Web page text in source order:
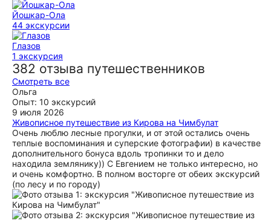
Йошкар-Ола
44 экскурсии
Глазов
1 экскурсия
382 отзыва путешественников
Смотреть все
Ольга
Опыт: 10 экскурсий
9 июля 2026
Живописное путешествие из Кирова на Чимбулат
Очень люблю лесные прогулки, и от этой остались очень
теплые воспоминания и суперские фотографии) в качестве
дополнительного бонуса вдоль тропинки то и дело
находила землянику)) С Евгением не только интересно, но
и очень комфортно. В полном восторге от обеих экскурсий
(по лесу и по городу)